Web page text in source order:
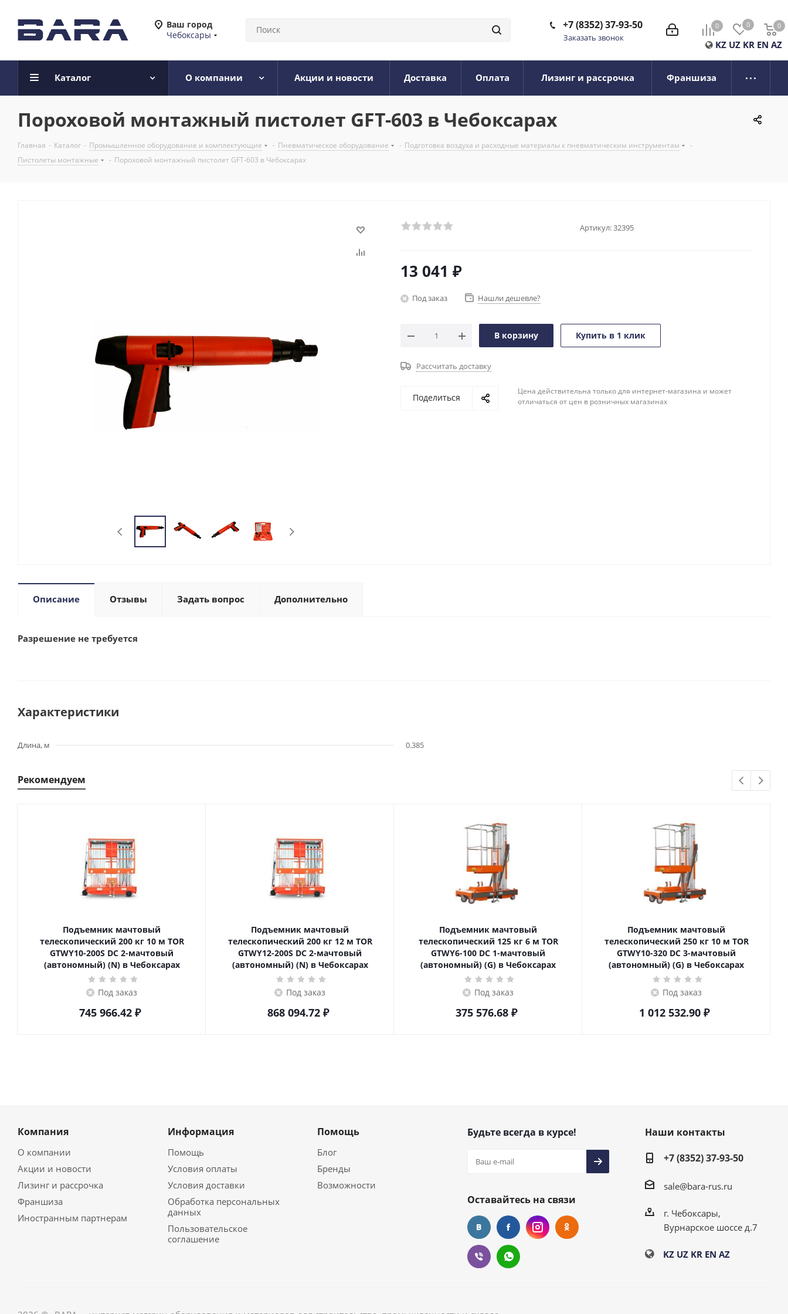
Ваш город
Чебоксары
0 0 0
0
KZ UZ KR EN AZ
+7 (8352) 37-93-50
Заказать звонок
Каталог О компании Акции и новости Доставка Оплата Лизинг и рассрочка Франшиза
Пороховой монтажный пистолет GFT-603 в Чебоксарах
Главная - Каталог - Промышленное оборудование и комплектующие - Пневматическое оборудование - Подготовка воздуха и расходные материалы к пневматическим инструментам
-
Пистолеты монтажные
- Пороховой монтажный пистолет GFT-603 в Чебоксарах
Артикул:32395
13 041 ₽
Под заказ Нашли дешевле?
В корзину Купить в 1 клик
Рассчитать доставку
Поделиться
Цена действительна только для интернет-магазина и может
отличаться от цен в розничных магазинах
Описание Отзывы Задать вопрос Дополнительно
Разрешение не требуется
Характеристики
Длина, м 0.385
Рекомендуем
Подъемник мачтовый
телескопический 200 кг 10 м TOR
GTWY10-200S DC 2-мачтовый
(автономный) (N) в Чебоксарах
Под заказ
745 966.42₽
Подъемник мачтовый
телескопический 200 кг 12 м TOR
GTWY12-200S DC 2-мачтовый
(автономный) (N) в Чебоксарах
Под заказ
868 094.72₽
Подъемник мачтовый
телескопический 125 кг 6 м TOR
GTWY6-100 DC 1-мачтовый
(автономный) (G) в Чебоксарах
Под заказ
375 576.68₽
Подъемник мачтовый
телескопический 250 кг 10 м TOR
GTWY10-320 DC 3-мачтовый
(автономный) (G) в Чебоксарах
Под заказ
1 012 532.90 ₽
Компания
О компании
Акции и новости
Лизинг и рассрочка
Франшиза
Иностранным партнерам
Информация
Помощь
Условия оплаты
Условия доставки
Обработка персональных
данных
Пользовательское
соглашение
Помощь
Блог
Бренды
Возможности
Будьте всегда в курсе!
Оставайтесь на связи
Наши контакты
+7 (8352) 37-93-50
sale@bara-rus.ru
г. Чебоксары,
Вурнарское шоссе д.7
KZ UZ KR EN AZ